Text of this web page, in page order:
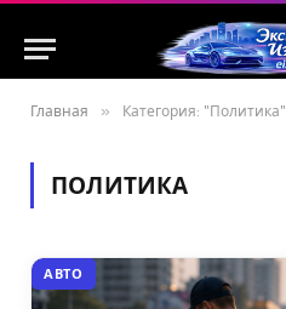
Главная » Категория: "Политика"
ПОЛИТИКА
АВТО